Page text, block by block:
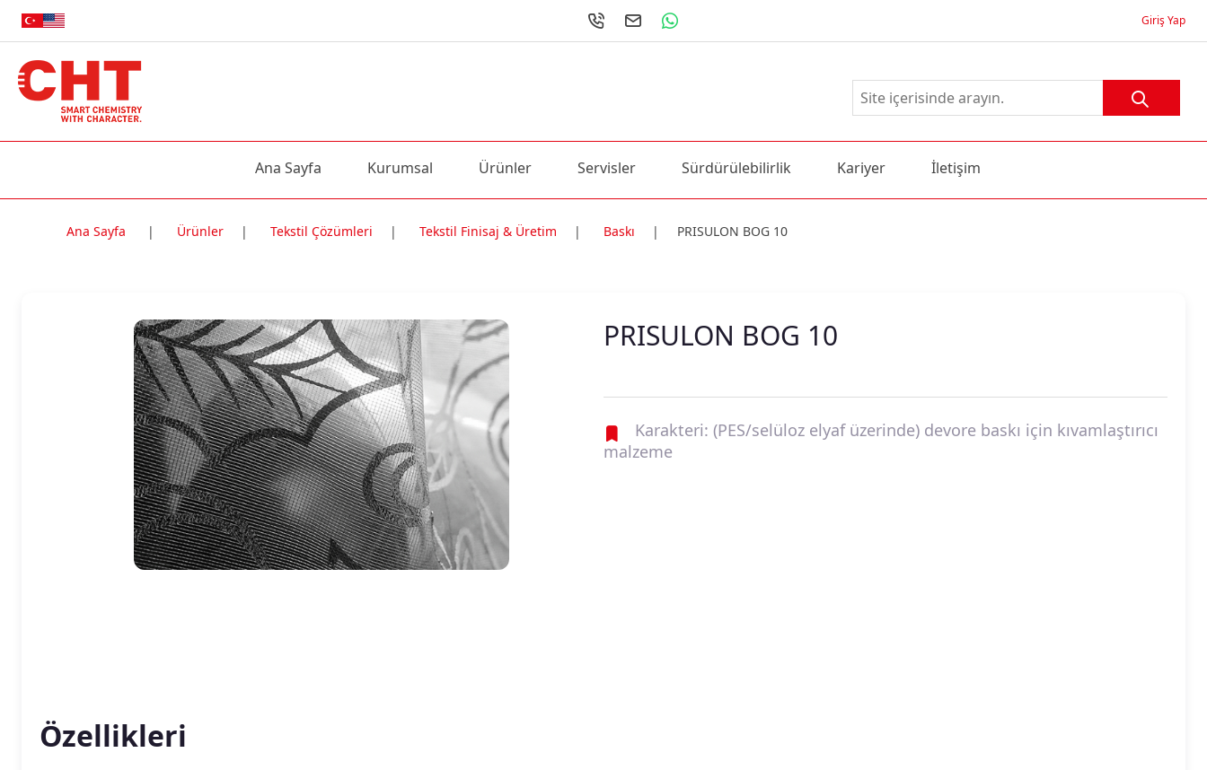
Giriş Yap
Ana Sayfa Kurumsal Ürünler Servisler Sürdürülebilirlik Kariyer İletişim
Ana Sayfa | Ürünler | Tekstil Çözümleri | Tekstil Finisaj & Üretim | Baskı | PRISULON BOG 10
PRISULON BOG 10
Karakteri: (PES/selüloz elyaf üzerinde) devore baskı için kıvamlaştırıcı
malzeme
Özellikleri